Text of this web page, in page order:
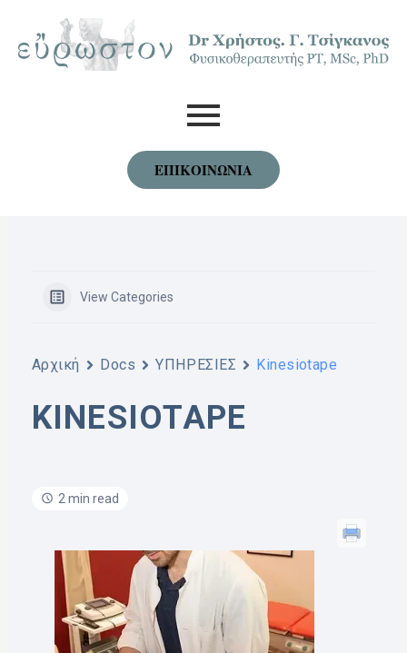
ΕΠΙΚΟΙΝΩΝΙΑ
View Categories
Αρχική Docs YΠΗΡΕΣΙΕΣ Kinesiotape
KINESIOTAPE
2 min read